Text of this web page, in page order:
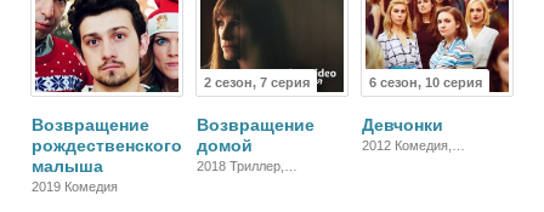
Возвращение
рождественского
малыша
2019 Комедия
2 сезон, 7 серия
Возвращение
домой
2018 Триллер,
6 сезон, 10 серия
Девчонки
2012 Комедия,